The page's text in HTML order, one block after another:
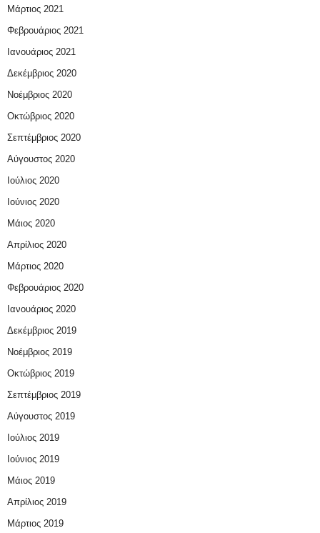
Μάρτιος 2021
Φεβρουάριος 2021
Ιανουάριος 2021
Δεκέμβριος 2020
Νοέμβριος 2020
Οκτώβριος 2020
Σεπτέμβριος 2020
Αύγουστος 2020
Ιούλιος 2020
Ιούνιος 2020
Μάιος 2020
Απρίλιος 2020
Μάρτιος 2020
Φεβρουάριος 2020
Ιανουάριος 2020
Δεκέμβριος 2019
Νοέμβριος 2019
Οκτώβριος 2019
Σεπτέμβριος 2019
Αύγουστος 2019
Ιούλιος 2019
Ιούνιος 2019
Μάιος 2019
Απρίλιος 2019
Μάρτιος 2019